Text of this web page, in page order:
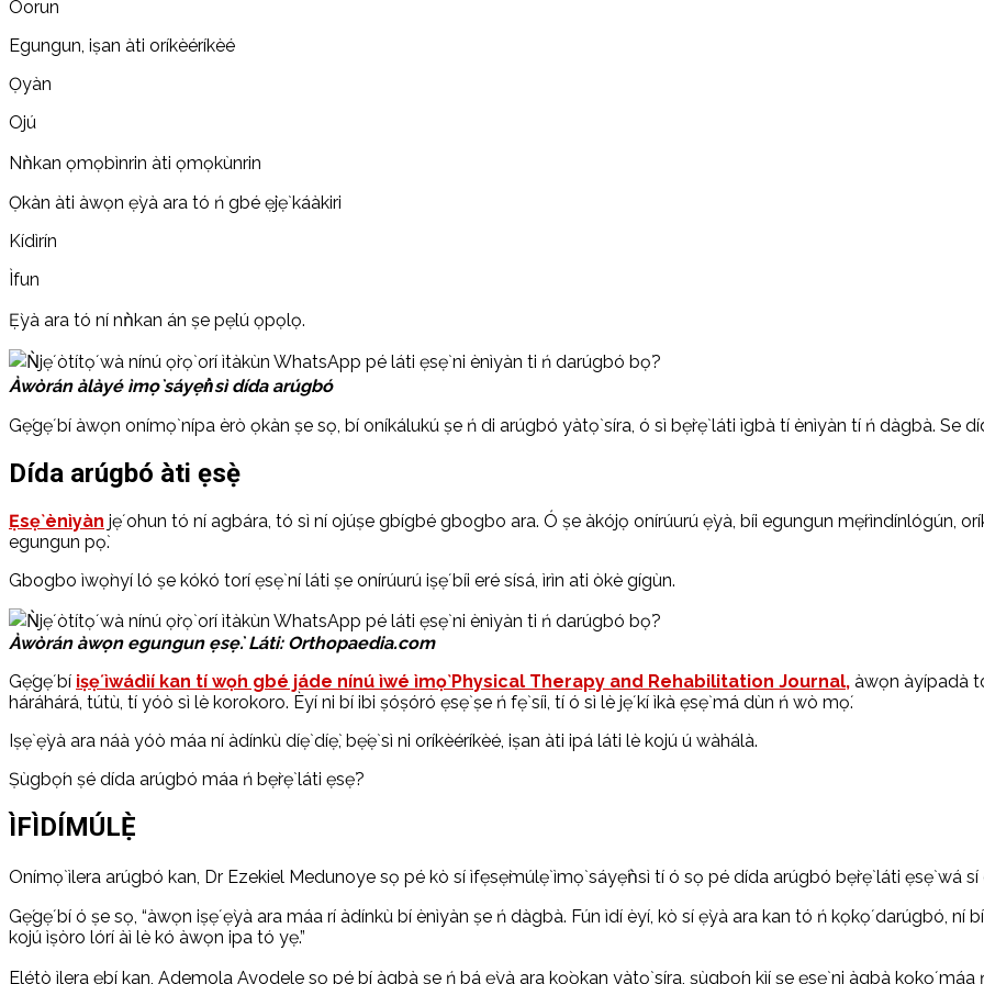
Oorun
Egungun, iṣan àti oríkèéríkèé
Ọyàn
Ojú
Nǹkan ọmọbìnrin àti ọmọkùnrin
Ọkàn àti àwọn ẹ̀yà ara tó ń gbé ẹ̀jẹ̀ káàkiri
Kídìrín
Ìfun
Ẹ̀yà ara tó ní nǹkan án ṣe pẹ̀lú ọpọlọ.
Àwòrán àlàyé ìmọ̀ sáyẹ́ǹsì dída arúgbó
Gẹ́gẹ́ bí àwọn onímọ̀ nípa èrò ọkàn ṣe sọ, bí oníkálukú ṣe ń di arúgbó yàtọ̀ síra, ó sì bẹ̀rẹ̀ láti ìgbà tí ènìyàn tí ń dàgbà. Se
Dída arúgbó àti ẹsẹ̀
Ẹsẹ̀ ènìyàn jẹ́ ohun tó ní agbára, tó sì ní ojúṣe gbígbé gbogbo ara. Ó ṣe àkójọ onírúurú ẹ̀yà, bíi egungun mẹ́rìndínlógún,
egungun pọ̀.
Gbogbo ìwọ̀nyí ló ṣe kókó torí ẹsẹ̀ ní láti ṣe onírúurú iṣẹ́ bíi eré sísá, ìrìn ati òkè gígùn.
Àwòrán àwọn egungun ẹsẹ̀. Láti: Orthopaedia.com
Gẹ́gẹ́ bí iṣẹ́ ìwádìí kan tí wọ́n gbé jáde nínú ìwé ìmọ̀ Physical Therapy and Rehabilitation Journal, àwọn àyípadà
háráhárá, tútù, tí yóò sì lè korokoro. Èyí ni bí ibi ṣóṣóró ẹsẹ̀ ṣe ń fẹ̀ síi, tí ó sì lè jẹ́ kí ìkà ẹsẹ̀ má dùn ń wò mọ́.
Iṣẹ̀ ẹ̀yà ara náà yóò máa ní àdínkù díẹ̀ díẹ̀, bẹ́ẹ̀ sì ni oríkèéríkèé, iṣan àti ipá láti lè kojú ú wàhálà.
Ṣùgbọ́n ṣé dída arúgbó máa ń bẹ̀rẹ̀ láti ẹsẹ̀?
ÌFÌDÍMÚLẸ̀
Onímọ̀ ìlera arúgbó kan, Dr Ezekiel Medunoye sọ pé kò sí ìfẹsẹ̀múlẹ̀ ìmọ̀ sáyẹ́ǹsì tí ó sọ pé dída arúgbó bẹ̀rẹ̀ láti ẹsẹ̀ wá sí
Gẹ́gẹ́ bí ó ṣe sọ, “àwọn iṣẹ́ ẹ̀yà ara máa rí àdínkù bí ènìyàn ṣe ń dàgbà. Fún ìdí èyí, kò sí ẹ̀yà ara kan tó ń kọ́kọ́ darúgbó,
kojú ìṣòro lórí àì lè kó àwọn ipa tó yẹ.”
Elétò ìlera ẹbí kan, Ademola Ayodele sọ pé bí àgbà ṣe ń bá ẹ̀yà ara kọ̀ọ̀kan yàtọ̀ síra, ṣùgbọ́n kìí ṣe ẹsẹ̀ ni àgbà kọ́kọ́